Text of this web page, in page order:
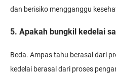
dan berisiko mengganggu
5. Apakah bungkil kedelai
Beda. Ampas tahu berasal dari
kedelai berasal dari proses